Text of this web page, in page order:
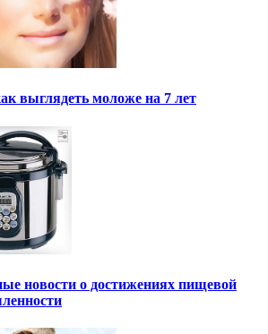
выглядеть моложе на 7 лет
новости о достижениях пищевой